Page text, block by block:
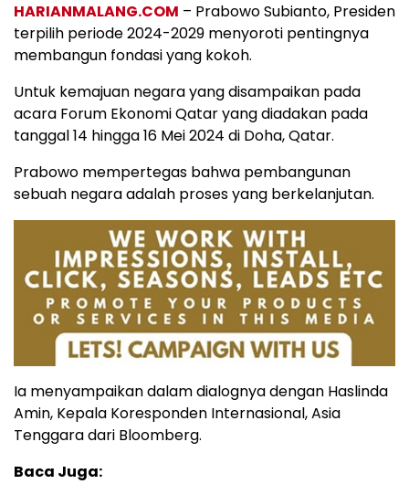
HARIANMALANG.COM – Prabowo Subianto, Presiden
terpilih periode 2024-2029 menyoroti pentingnya
membangun fondasi yang kokoh.
Untuk kemajuan negara yang disampaikan pada
acara Forum Ekonomi Qatar yang diadakan pada
tanggal 14 hingga 16 Mei 2024 di Doha, Qatar.
Prabowo mempertegas bahwa pembangunan
sebuah negara adalah proses yang berkelanjutan.
Ia menyampaikan dalam dialognya dengan Haslinda
Amin, Kepala Koresponden Internasional, Asia
Tenggara dari Bloomberg.
Baca Juga: